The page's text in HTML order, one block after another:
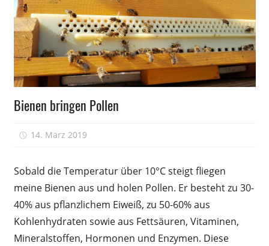
Tracht
Bienen bringen Pollen
14. März 2019
Sobald die Temperatur über 10°C steigt fliegen
meine Bienen aus und holen Pollen. Er besteht zu 30-
40% aus pflanzlichem Eiweiß, zu 50-60% aus
Kohlenhydraten sowie aus Fettsäuren, Vitaminen,
Mineralstoffen, Hormonen und Enzymen. Diese